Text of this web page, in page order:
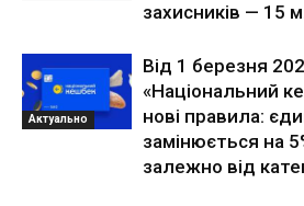
захисників — 15
Актуально
Від 1 березня
«Національний
нові правила:
замінюється на
залежно від